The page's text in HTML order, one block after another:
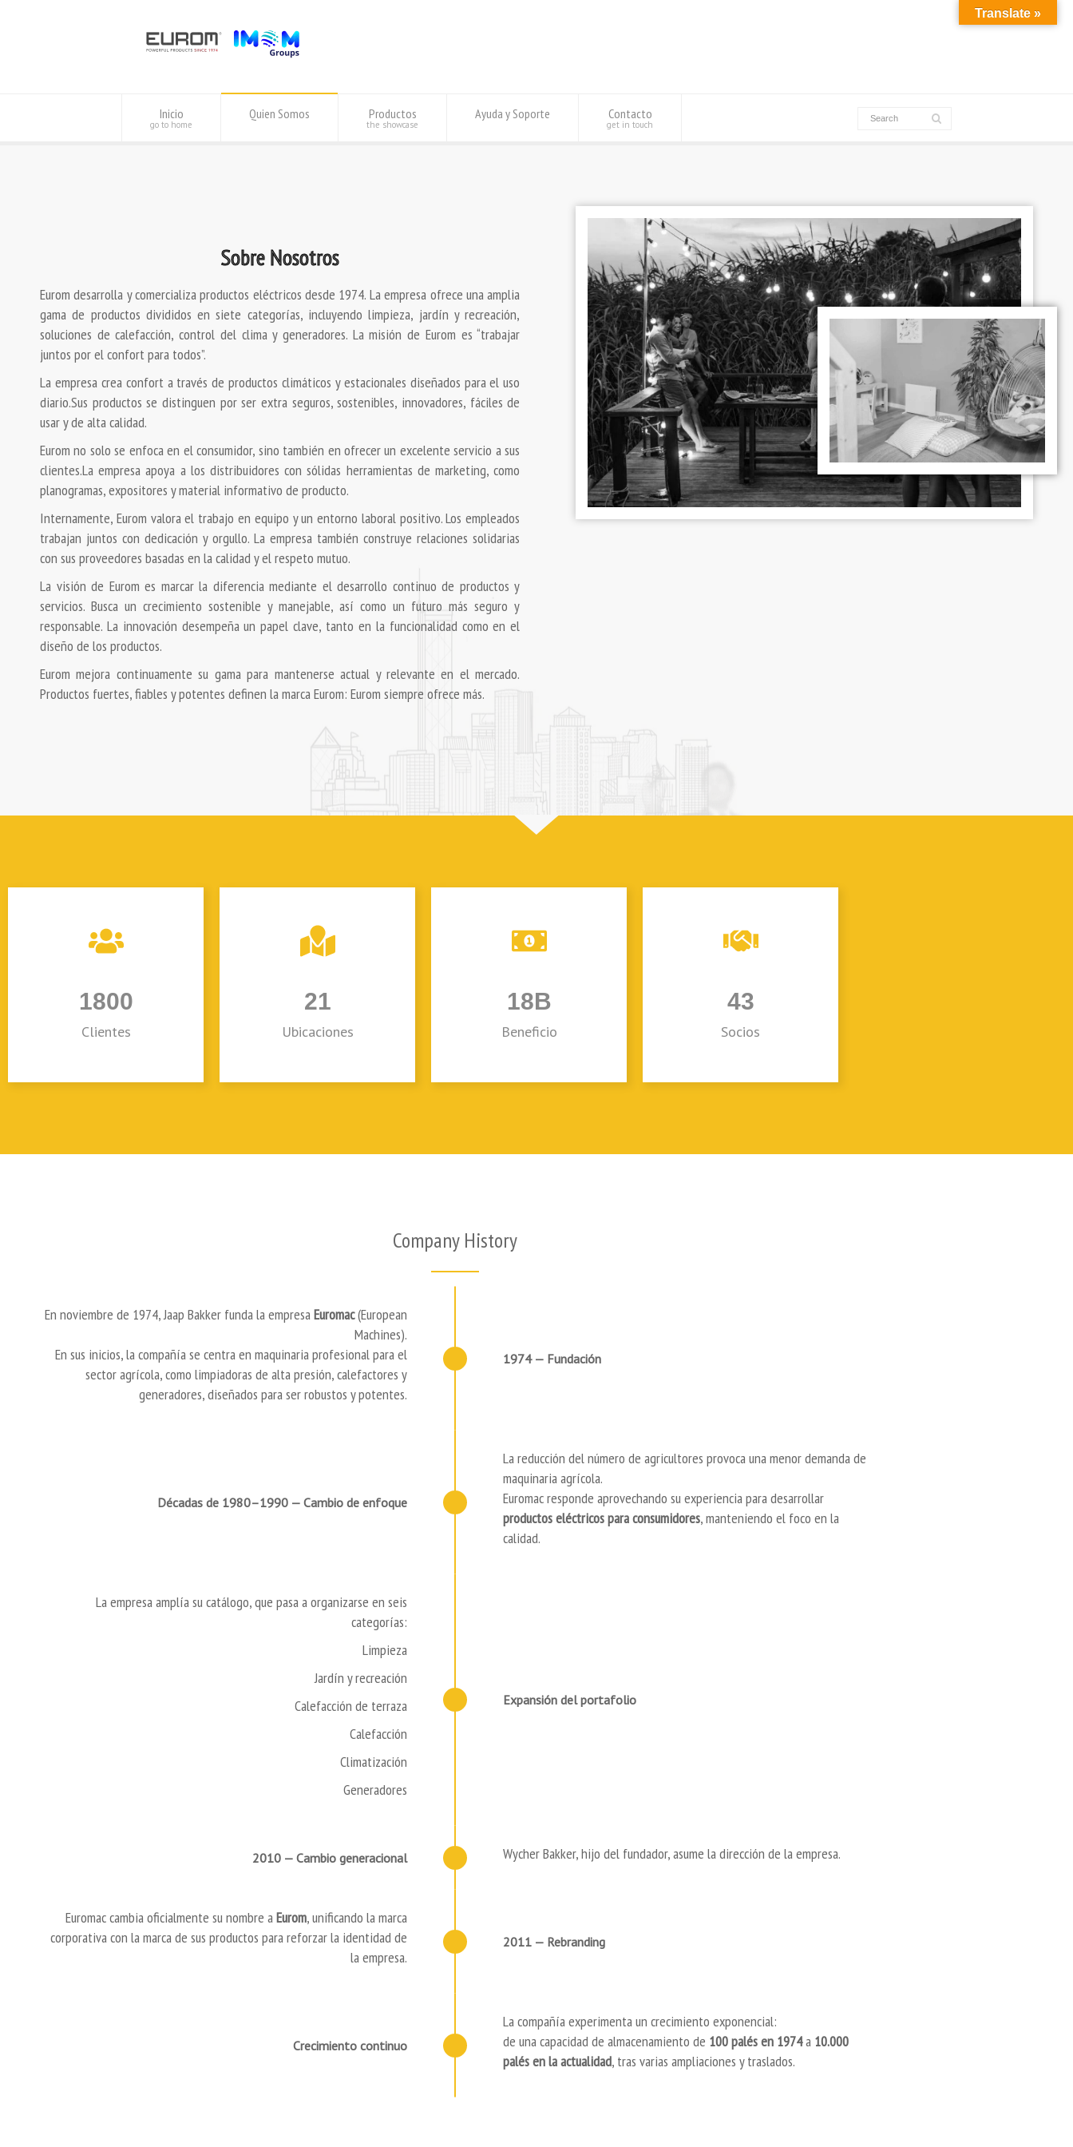
Inicio
go to home
Quien Somos Productos
the showcase
Ayuda y Soporte Contacto
get in touch
Sobre Nosotros
Eurom desarrolla y comercializa productos eléctricos desde 1974. La empresa ofrece una amplia
gama de productos divididos en siete categorías, incluyendo limpieza, jardín y recreación,
soluciones de calefacción, control del clima y generadores. La misión de Eurom es “trabajar
juntos por el confort para todos”.
La empresa crea confort a través de productos climáticos y estacionales diseñados para el uso
diario.Sus productos se distinguen por ser extra seguros, sostenibles, innovadores, fáciles de
usar y de alta calidad.
Eurom no solo se enfoca en el consumidor, sino también en ofrecer un excelente servicio a sus
clientes.La empresa apoya a los distribuidores con sólidas herramientas de marketing, como
planogramas, expositores y material informativo de producto.
Internamente, Eurom valora el trabajo en equipo y un entorno laboral positivo. Los empleados
trabajan juntos con dedicación y orgullo. La empresa también construye relaciones solidarias
con sus proveedores basadas en la calidad y el respeto mutuo.
La visión de Eurom es marcar la diferencia mediante el desarrollo continuo de productos y
servicios. Busca un crecimiento sostenible y manejable, así como un futuro más seguro y
responsable. La innovación desempeña un papel clave, tanto en la funcionalidad como en el
diseño de los productos.
Eurom mejora continuamente su gama para mantenerse actual y relevante en el mercado.
Productos fuertes, fiables y potentes definen la marca Eurom: Eurom siempre ofrece más.
1800
Clientes
21
Ubicaciones
18B
Beneficio
43
Socios
Company History​
En noviembre de 1974, Jaap Bakker funda la empresaEuromac(European
Machines).
En sus inicios, la compañía se centra en maquinaria profesional para el
sector agrícola, como limpiadoras de alta presión, calefactores y
generadores, diseñados para ser robustos y potentes.
1974 — Fundación
La reducción del número de agricultores provoca una menor demanda de
maquinaria agrícola.
Euromac responde aprovechando su experiencia para desarrollar
productos eléctricos para consumidores, manteniendo el foco en la
calidad.
Décadas de 1980–1990 — Cambio de enfoque
La empresa amplía su catálogo, que pasa a organizarse en seis
categorías:
Limpieza
Jardín y recreación
Calefacción de terraza
Calefacción
Climatización
Generadores
Expansión del portafolio
Wycher Bakker, hijo del fundador, asume la dirección de la empresa.
2010 — Cambio generacional
Euromac cambia oficialmente su nombre aEurom, unificando la marca
corporativa con la marca de sus productos para reforzar la identidad de
la empresa.
2011 — Rebranding
La compañía experimenta un crecimiento exponencial:
de una capacidad de almacenamiento de 100 palés en 1974a 10.000
palés en la actualidad, tras varias ampliaciones y traslados.
Crecimiento continuo
Translate »